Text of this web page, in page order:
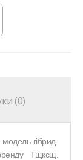
(0)
гібрид-
Тщксщ.